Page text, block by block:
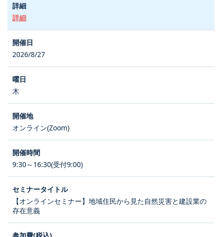
詳細
2026/8/27
木
オンライン(Zoom)
9:30～16:30(受付9:00)
【オンラインセミナー】地域住民から見た自然災害と建設業の
存在意義